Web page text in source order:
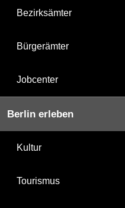
Bezirksämter
Bürgerämter
Jobcenter
Berlin erleben
Kultur
Tourismus